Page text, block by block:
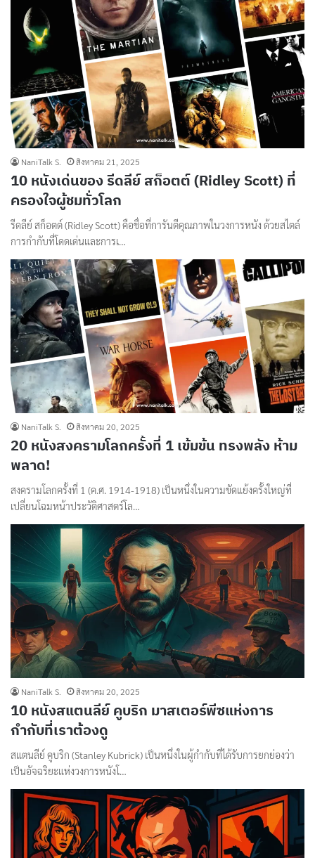
NaniTalk S. สิงหาคม 21, 2025
10 หนังเด่นของ รีดลีย์ สก็อตต์ (Ridley Scott) ที่
ครองใจผู้ชมทั่วโลก
รีดลีย์ สก็อตต์ (Ridley Scott) คือชื่อที่การันตีคุณภาพในวงการหนัง ด้วยสไตล์
การกำกับที่โดดเด่นและการเ…
NaniTalk S. สิงหาคม 20, 2025
20 หนังสงครามโลกครั้งที่ 1 เข้มข้น ทรงพลัง ห้าม
พลาด!
สงครามโลกครั้งที่ 1 (ค.ศ. 1914-1918) เป็นหนึ่งในความขัดแย้งครั้งใหญ่ที่
เปลี่ยนโฉมหน้าประวัติศาสตร์โล…
NaniTalk S. สิงหาคม 20, 2025
10 หนังสแตนลีย์ คูบริก มาสเตอร์พีซแห่งการ
กำกับที่เราต้องดู
สแตนลีย์ คูบริก (Stanley Kubrick) เป็นหนึ่งในผู้กำกับที่ได้รับการยกย่องว่า
เป็นอัจฉริยะแห่งวงการหนังโ…